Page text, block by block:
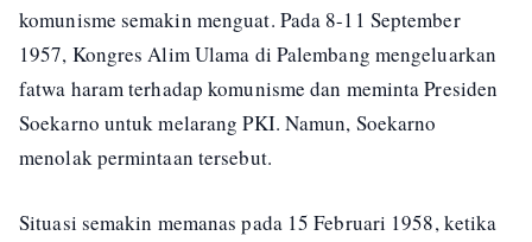
komunisme semakin menguat. Pada 8-11 September
1957, Kongres Alim Ulama di Palembang mengeluarkan
fatwa haram terhadap komunisme dan meminta Presiden
Soekarno untuk melarang PKI. Namun, Soekarno
menolak permintaan tersebut.
Situasi semakin memanas pada 15 Februari 1958, ketika